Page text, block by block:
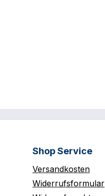
Shop Service
Versandkosten
Widerrufsformular